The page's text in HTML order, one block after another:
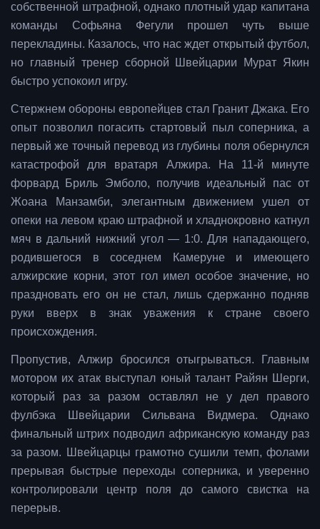
собственной штрафной, однако плотный удар капитана
команды Софьяна Фегули прошел чуть выше
перекладины. Казалось, что нас ждет открытый футбол,
но главный тренер сборной Швейцарии Мурат Якин
быстро успокоил игру.
Стержнем обороны европейцев стал Гранит Джака. Его
опыт позволил погасить стартовый пыл соперника, а
первый же точный перевод из глубины поля обернулся
катастрофой для вратаря Алжира. На 11-й минуте
форвард Бриль Эмболо, получив идеальный пас от
Жоана Манзамби, элегантным движением ушел от
опеки на левом краю штрафной и хладнокровно катнул
мяч в дальний нижний угол — 1:0. Для нападающего,
родившегося в соседнем Камеруне и имеющего
алжирские корни, этот гол имел особое значение, но
праздновать его он не стал, лишь сдержанно подняв
руки вверх в знак уважения к стране своего
происхождения.
Пропустив, Алжир бросился отыгрываться. Главным
мотором их атак выступал юный талант Райян Шерги,
который раз за разом оставлял не у дел правого
фулбэка Швейцарии Сильвана Видмера. Однако
финальный штрих подводил африканскую команду раз
за разом. Швейцарцы грамотно сушили темп, фолами
прерывая быстрые переходы соперника, и уверенно
контролировали центр поля до самого свистка на
перерыв.